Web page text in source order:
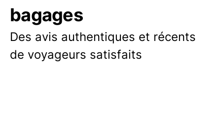
bagages
Des avis authentiques et récents
de voyageurs satisfaits